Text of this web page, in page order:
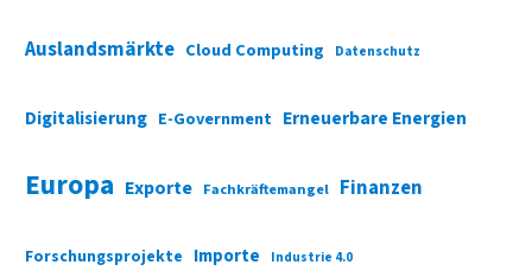
Auslandsmärkte Cloud Computing Datenschutz
Digitalisierung E-Government Erneuerbare Energien
Europa Exporte Fachkräftemangel Finanzen
Forschungsprojekte Importe Industrie 4.0